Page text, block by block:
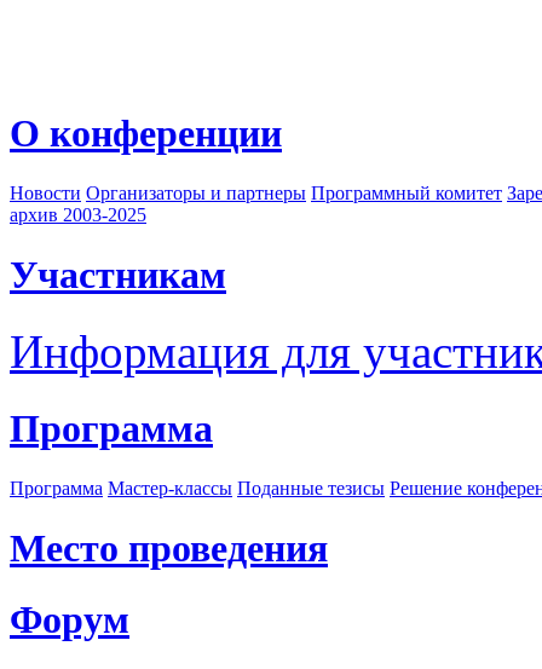
О конференции
Новости Организаторы и партнеры Программный комитет
архив 2003-2025
Участникам
Информация для
Программа
Программа Мастер-классы Поданные тезисы Решение
Место проведения
Форум